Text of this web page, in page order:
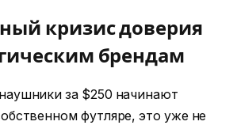
кризис доверия
брендам
за $250 начинают
футляре, это уже не